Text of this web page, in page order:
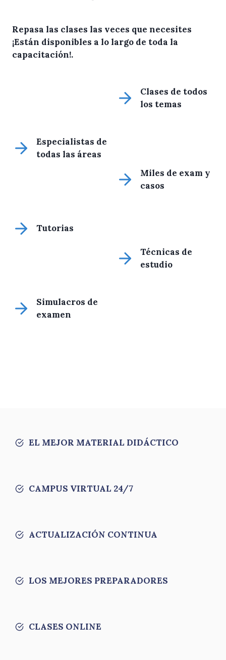
Repasa las clases las veces que necesites
¡Están disponibles a lo largo de toda la
capacitación!.
Clases de todos
los temas
Especialistas de
todas las áreas
Miles de exam y
casos
Tutorias
Técnicas de
estudio
Simulacros de
examen
EL MEJOR MATERIAL DIDÁCTICO
CAMPUS VIRTUAL 24/7
ACTUALIZACIÓN CONTINUA
LOS MEJORES PREPARADORES
CLASES ONLINE